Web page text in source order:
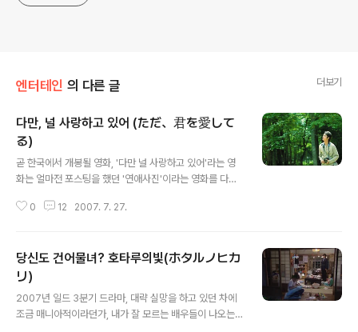
엔터테인 의 다른 글 더보기
다만, 널 사랑하고 있어 (ただ、君を愛して
る)
곧 한국에서 개봉될 영화, '다만 널 사랑하고 있어'라는 영
화는 얼마전 포스팅을 했던 '연애사진'이라는 영화를 다시
우연한 만남, 이별, 그리고 가슴 아픈 사랑의 진실에 대해서
화는 '사랑을 느끼는 청년'들의 사랑을 통한 성장통을 그리
고 있다고 생각한다. 학창시절엔 우정이라는 키워드를 가
지고 '성장통'을 느꼈다면, 20대가 되면 주고 사랑을 하고
이별을 하면서 그 속에서 진정한 사랑을 배우게 되는 사랑
을 통한 한 인간의 '성장통'을 말해주고 있다고 할까. 영화
0 12 2007. 7. 27.
당신도 건어물녀? 호타루의빛(ホタルノヒカ
リ)
2007년 일드 3분기 드라마, 대략 실망을 하고 있던 차에
조금 매니아적이라던가, 내가 잘 모르는 배우들이 나오는